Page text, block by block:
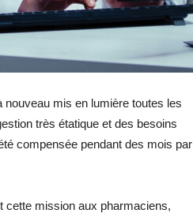
mis en lumière toutes les
très étatique et des besoins
compensée pendant des mois par
cette mission aux pharmaciens,